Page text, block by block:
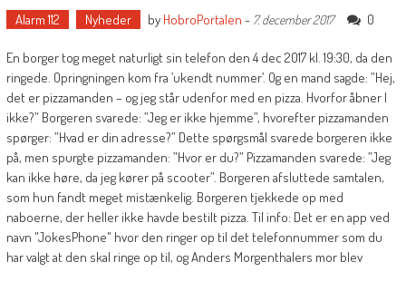
Alarm 112 Nyheder by HobroPortalen - 7. december 2017 0
En borger tog meget naturligt sin telefon den 4 dec 2017 kl. 19:30, da den
ringede. Opringningen kom fra ’ukendt nummer’. Og en mand sagde: ”Hej,
det er pizzamanden – og jeg står udenfor med en pizza. Hvorfor åbner I
ikke?” Borgeren svarede: ”Jeg er ikke hjemme”, hvorefter pizzamanden
spørger: ”Hvad er din adresse?” Dette spørgsmål svarede borgeren ikke
på, men spurgte pizzamanden: ”Hvor er du?” Pizzamanden svarede: ”Jeg
kan ikke høre, da jeg kører på scooter”. Borgeren afsluttede samtalen,
som hun fandt meget mistænkelig. Borgeren tjekkede op med
naboerne, der heller ikke havde bestilt pizza. Til info: Det er en app ved
navn "JokesPhone" hvor den ringer op til det telefonnummer som du
har valgt at den skal ringe op til, og Anders Morgenthalers mor blev